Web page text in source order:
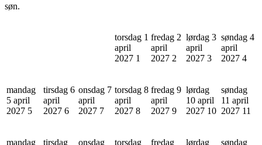
søn.
torsdag 1
april
2027 1
fredag 2
april
2027 2
lørdag 3
april
2027 3
søndag 4
april
2027 4
mandag
5 april
2027 5
tirsdag 6
april
2027 6
onsdag 7
april
2027 7
torsdag 8
april
2027 8
fredag 9
april
2027 9
lørdag
10 april
2027 10
søndag
11 april
2027 11
mandag
tirsdag
onsdag
torsdag
fredag
lørdag
søndag